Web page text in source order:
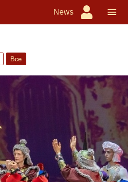
News
Вce